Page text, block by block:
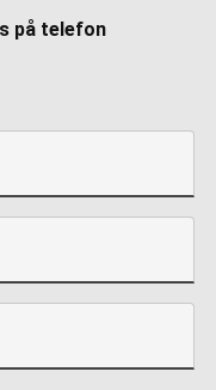
på telefon